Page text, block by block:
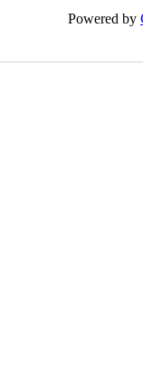
Powered by